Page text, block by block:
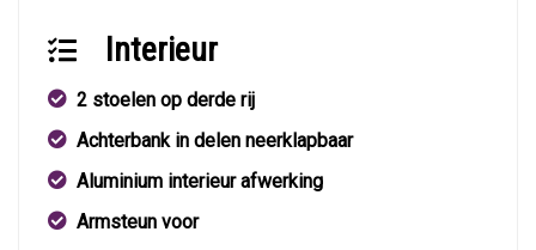
Interieur
2 stoelen op derde rij
Achterbank in delen neerklapbaar
Aluminium interieur afwerking
Armsteun voor